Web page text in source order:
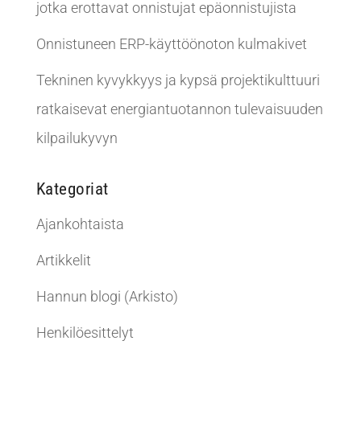
jotka erottavat onnistujat epäonnistujista
Onnistuneen ERP-käyttöönoton kulmakivet
Tekninen kyvykkyys ja kypsä projektikulttuuri
ratkaisevat energiantuotannon tulevaisuuden
kilpailukyvyn
Kategoriat
Ajankohtaista
Artikkelit
Hannun blogi (Arkisto)
Henkilöesittelyt